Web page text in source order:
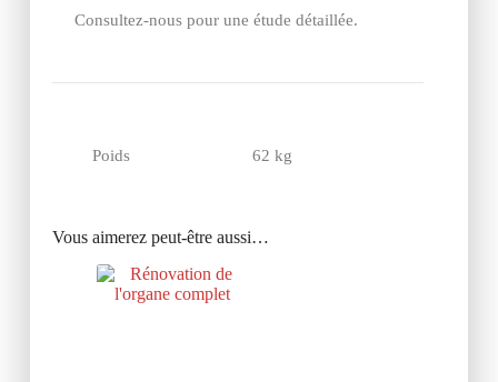
Consultez-nous pour une étude détaillée.
Poids 62 kg
Vous aimerez peut-être aussi…